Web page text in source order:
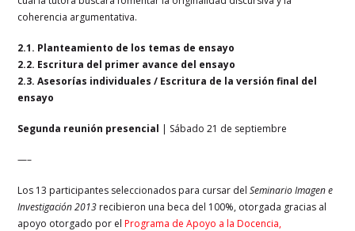
coherencia argumentativa.
2.1. Planteamiento de los temas de ensayo
2.2. Escritura del primer avance del ensayo
2.3. Asesorías individuales / Escritura de la versión final del
ensayo
Segunda reunión presencial | Sábado 21 de septiembre
—–
Los 13 participantes seleccionados para cursar delSeminario Imagen e
Investigación 2013 recibieron una beca del 100%, otorgada gracias al
apoyo otorgado por elPrograma de Apoyo a la Docencia,